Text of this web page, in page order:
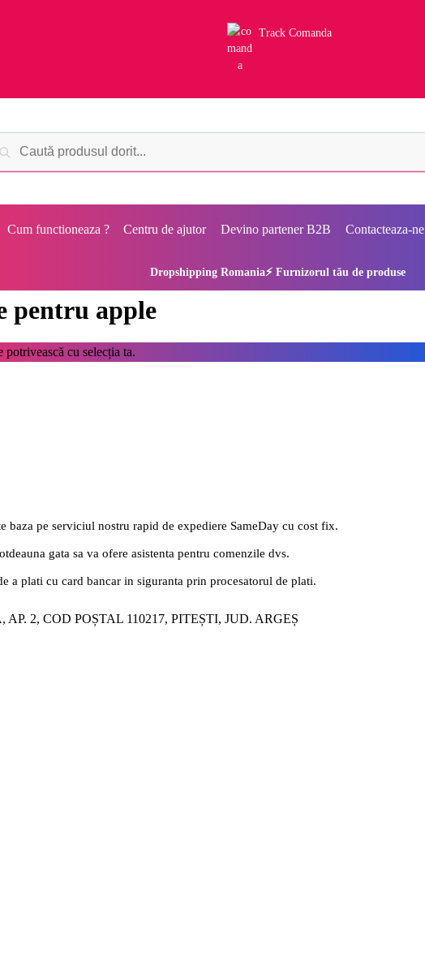
Track Comanda
Cum functioneaza ? Centru de ajutor Devino partener B2B Contacteaza-ne
Dropshipping Romania⚡ Furnizorul tău de produse
pentru apple
cu selecția ta.
baza pe serviciul nostru rapid de expediere SameDay cu cost fix.
gata sa va ofere asistenta pentru comenzile dvs.
a plati cu card bancar in siguranta prin procesatorul de plati.
2, COD POȘTAL 110217, PITEȘTI, JUD. ARGEȘ